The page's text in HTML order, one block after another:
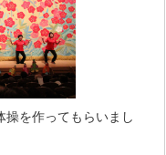
操を作ってもらいまし